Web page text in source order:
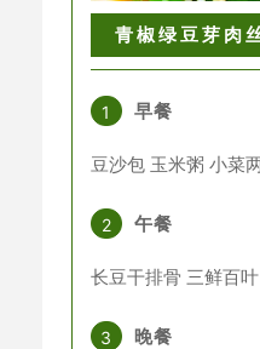
青椒绿豆芽肉
1 早餐
豆沙包 玉米粥 小菜
2 午餐
长豆干排骨 三鲜百
3 晚餐